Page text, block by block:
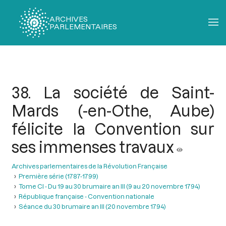
ARCHIVES
PARLEMENTAIRES
38. La société de Saint-
Mards (-en-Othe, Aube)
félicite la Convention sur
ses immenses travaux
Archives parlementaires de la Révolution Française
Première série (1787-1799)
Tome CI - Du 19 au 30 brumaire an III (9 au 20 novembre 1794)
République française - Convention nationale
Séance du 30 brumaire an III (20 novembre 1794)